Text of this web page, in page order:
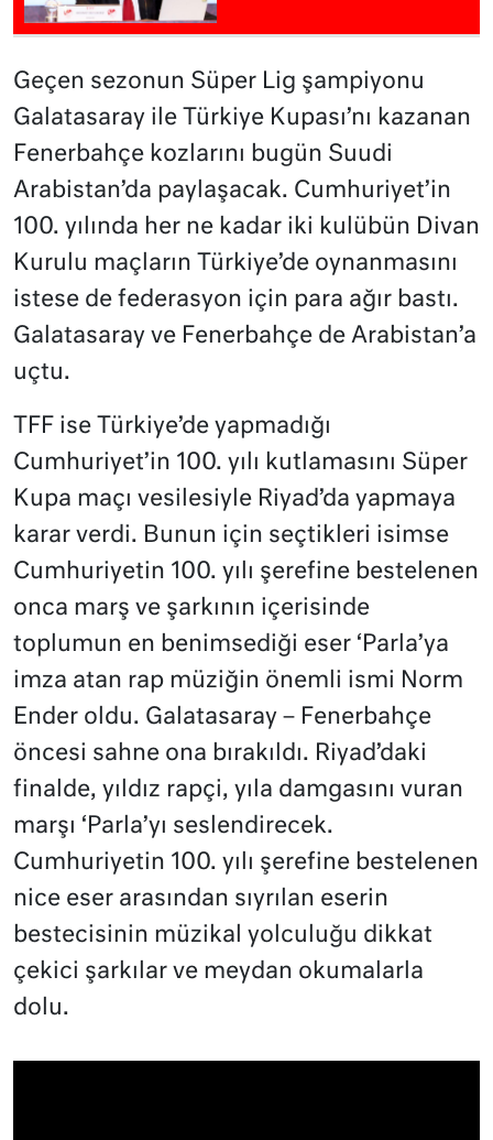
Geçen sezonun Süper Lig şampiyonu
Galatasaray ile Türkiye Kupası’nı kazanan
Fenerbahçe kozlarını bugün Suudi
Arabistan’da paylaşacak. Cumhuriyet’in
100. yılında her ne kadar iki kulübün Divan
Kurulu maçların Türkiye’de oynanmasını
istese de federasyon için para ağır bastı.
Galatasaray ve Fenerbahçe de Arabistan’a
uçtu.
TFF ise Türkiye’de yapmadığı
Cumhuriyet’in 100. yılı kutlamasını Süper
Kupa maçı vesilesiyle Riyad’da yapmaya
karar verdi. Bunun için seçtikleri isimse
Cumhuriyetin 100. yılı şerefine bestelenen
onca marş ve şarkının içerisinde
toplumun en benimsediği eser ‘Parla’ya
imza atan rap müziğin önemli ismi Norm
Ender oldu. Galatasaray – Fenerbahçe
öncesi sahne ona bırakıldı. Riyad’daki
finalde, yıldız rapçi, yıla damgasını vuran
marşı ‘Parla’yı seslendirecek.
Cumhuriyetin 100. yılı şerefine bestelenen
nice eser arasından sıyrılan eserin
bestecisinin müzikal yolculuğu dikkat
çekici şarkılar ve meydan okumalarla
dolu.